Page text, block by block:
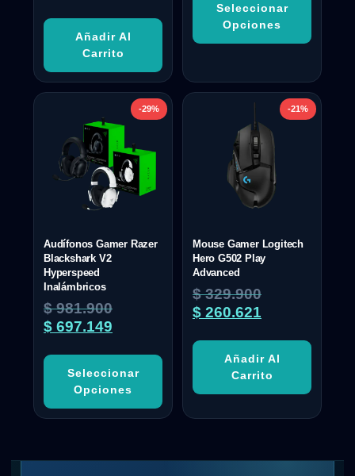
Añadir Al
Carrito
Seleccionar
Opciones
-29%
Audífonos Gamer Razer
Blackshark V2
Hyperspeed
Inalámbricos
$981.900
$ 697.149
Seleccionar
Opciones
-21%
Mouse Gamer Logitech
Hero G502 Play
Advanced
$329.900
$ 260.621
Añadir Al
Carrito